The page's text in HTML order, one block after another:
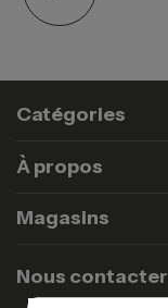
Catégories
À propos
Magasins
Nous contacter